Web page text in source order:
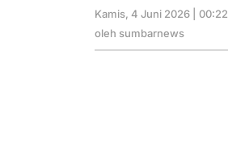
Kamis, 4 Juni 2026 | 00:22
oleh sumbarnews